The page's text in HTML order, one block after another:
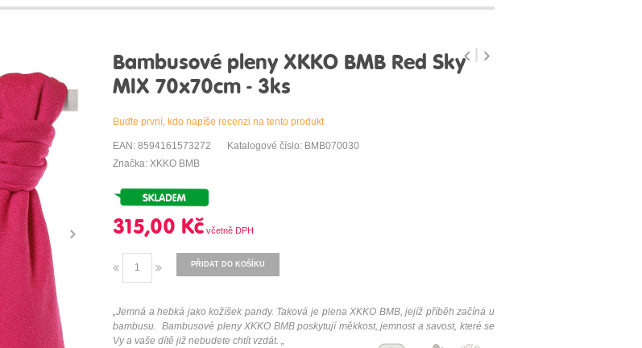
Bambusové pleny XKKO BMB Red Sky
MIX 70x70cm - 3ks
Buďte první, kdo napíše recenzi na tento produkt
EAN: 8594161573272
Katalogové číslo: BMB070030
Značka: XKKO BMB
315,00 Kč
PŘIDAT DO KOŠÍKU
„Jemná a hebká jako kožíšek pandy. Taková je plena XKKO BMB, jejíž příběh začíná u
bambusu. Bambusové pleny XKKO BMB poskytují měkkost, jemnost a savost, které se
Vy a vaše dítě již nebudete chtít vzdát. „